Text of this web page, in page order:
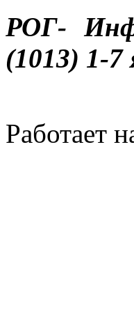
РОГ-
(1013) 1-7
Работает